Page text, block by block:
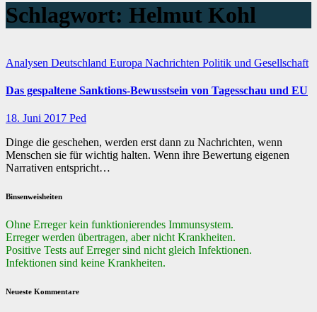
Schlagwort: Helmut Kohl
Analysen Deutschland Europa Nachrichten Politik und Gesellschaft
Das gespaltene Sanktions-Bewusstsein von Tagesschau und EU
18. Juni 2017 Ped
Dinge die geschehen, werden erst dann zu Nachrichten, wenn
Menschen sie für wichtig halten. Wenn ihre Bewertung eigenen
Narrativen entspricht…
Binsenweisheiten
Ohne Erreger kein funktionierendes Immunsystem.
Erreger werden übertragen, aber nicht Krankheiten.
Positive Tests auf Erreger sind nicht gleich Infektionen.
Infektionen sind keine Krankheiten.
Neueste Kommentare